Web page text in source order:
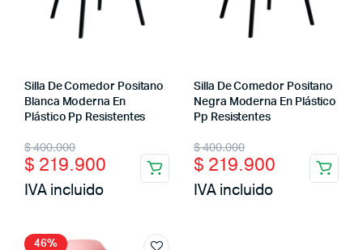
Silla De Comedor Positano
Blanca Moderna En
Plástico Pp Resistentes
$400.000
Original
price
was:
$ 400.000.
$ 219.900
Current
price
is:
$ 219.900.
IVA incluido
Silla De Comedor Positano
Negra Moderna En Plástico
Pp Resistentes
$400.000
Original
price
was:
$ 219.900
Current
price
is:
IVA incluido
46%